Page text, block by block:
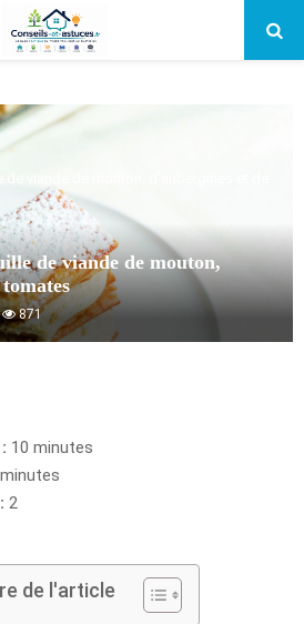
viande de mouton, d’aubergines et de
de viande de mouton,
871
10 minutes
2
de l'article